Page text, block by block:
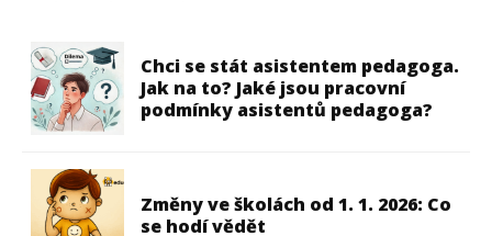
Chci se stát asistentem pedagoga.
Jak na to? Jaké jsou pracovní
podmínky asistentů pedagoga?
Změny ve školách od 1. 1. 2026: Co
se hodí vědět